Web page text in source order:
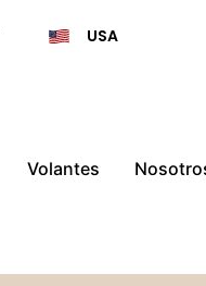
USA
Volantes